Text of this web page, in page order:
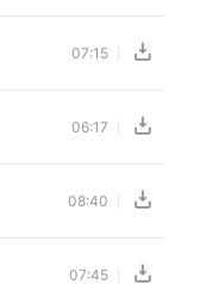
07:15
06:17
08:40
07:45